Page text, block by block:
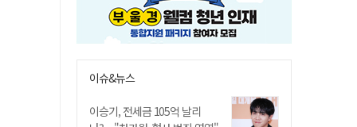
이슈&뉴스
이승기, 전세금 105억 날리